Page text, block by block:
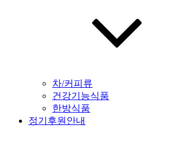
차/커피류
건강기능식품
한방식품
정기후원안내